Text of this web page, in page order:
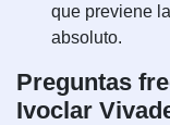
que previene
absoluto.
Preguntas
Ivoclar